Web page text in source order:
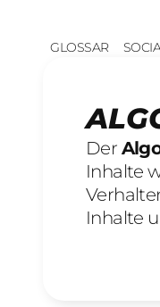
GLOSSAR
Der
Inhalte
Inhalte